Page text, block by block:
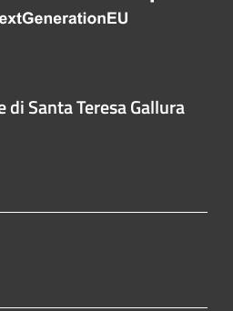
di Santa Teresa Gallura